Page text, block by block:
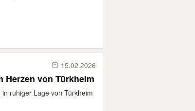
15.02.2026
von Türkheim
ruhiger Lage von Türkheim